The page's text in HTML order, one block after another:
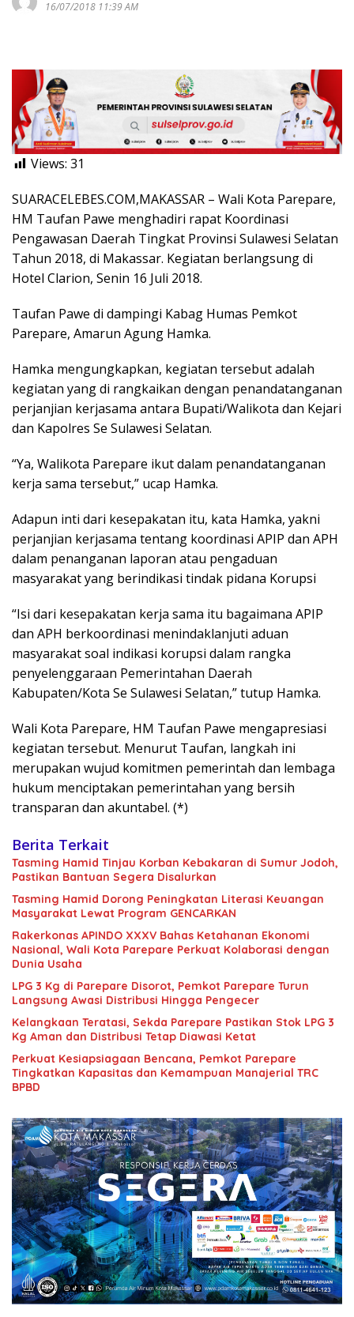
16/07/2018 11:39 AM
Views: 31
SUARACELEBES.COM,MAKASSAR – Wali Kota Parepare,
HM Taufan Pawe menghadiri rapat Koordinasi
Pengawasan Daerah Tingkat Provinsi Sulawesi Selatan
Tahun 2018, di Makassar. Kegiatan berlangsung di
Hotel Clarion, Senin 16 Juli 2018.
Taufan Pawe di dampingi Kabag Humas Pemkot
Parepare, Amarun Agung Hamka.
Hamka mengungkapkan, kegiatan tersebut adalah
kegiatan yang di rangkaikan dengan penandatanganan
perjanjian kerjasama antara Bupati/Walikota dan Kejari
dan Kapolres Se Sulawesi Selatan.
“Ya, Walikota Parepare ikut dalam penandatanganan
kerja sama tersebut,” ucap Hamka.
Adapun inti dari kesepakatan itu, kata Hamka, yakni
perjanjian kerjasama tentang koordinasi APIP dan APH
dalam penanganan laporan atau pengaduan
masyarakat yang berindikasi tindak pidana Korupsi
“Isi dari kesepakatan kerja sama itu bagaimana APIP
dan APH berkoordinasi menindaklanjuti aduan
masyarakat soal indikasi korupsi dalam rangka
penyelenggaraan Pemerintahan Daerah
Kabupaten/Kota Se Sulawesi Selatan,” tutup Hamka.
Wali Kota Parepare, HM Taufan Pawe mengapresiasi
kegiatan tersebut. Menurut Taufan, langkah ini
merupakan wujud komitmen pemerintah dan lembaga
hukum menciptakan pemerintahan yang bersih
transparan dan akuntabel. (*)
Berita Terkait
Tasming Hamid Tinjau Korban Kebakaran di Sumur Jodoh,
Pastikan Bantuan Segera Disalurkan
Tasming Hamid Dorong Peningkatan Literasi Keuangan
Masyarakat Lewat Program GENCARKAN
Rakerkonas APINDO XXXV Bahas Ketahanan Ekonomi
Nasional, Wali Kota Parepare Perkuat Kolaborasi dengan
Dunia Usaha
LPG 3 Kg di Parepare Disorot, Pemkot Parepare Turun
Langsung Awasi Distribusi Hingga Pengecer
Kelangkaan Teratasi, Sekda Parepare Pastikan Stok LPG 3
Kg Aman dan Distribusi Tetap Diawasi Ketat
Perkuat Kesiapsiagaan Bencana, Pemkot Parepare
Tingkatkan Kapasitas dan Kemampuan Manajerial TRC
BPBD